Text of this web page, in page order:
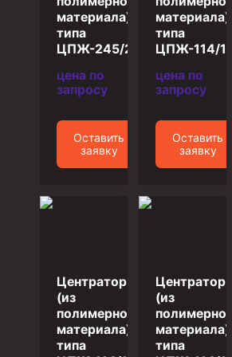
СК и тросовые СТ
и КРС (ловильный, аварийный)
материала)
типа
ЦПЖ-245/295
цена по
запросу
Оставить
заявку
материала)
типа
ЦПЖ-114/
цена по
запросу
Оставить
заявку
Центратор
(из
полимерного
материала)
типа
Центратор
(из
материала)
типа